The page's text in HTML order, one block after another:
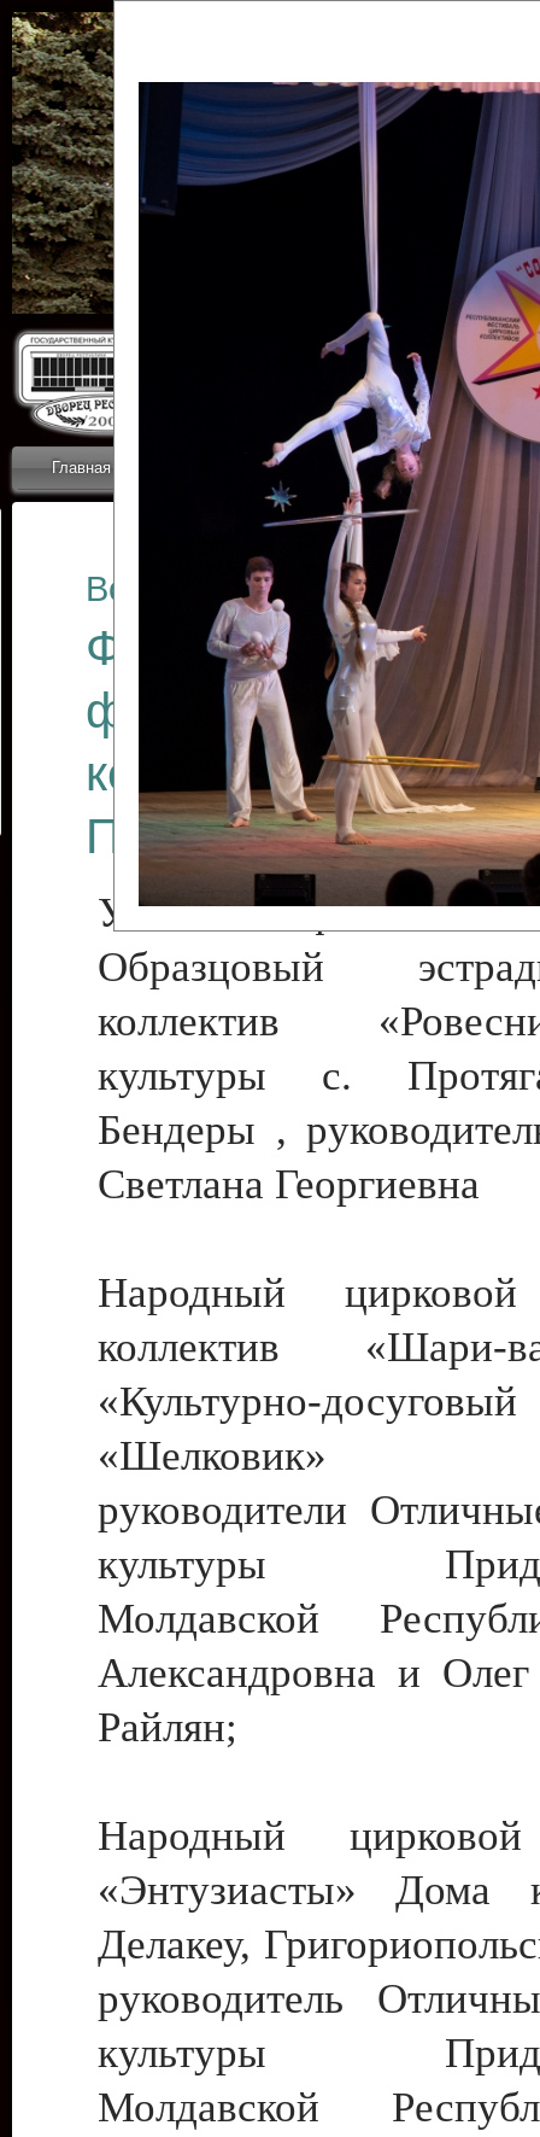
Главная Коллективы Новости
ОТЧЕТЫ ГКЦ
Все отчеты
Финал
фестиваля
коллективов
Приднестровского
Участники фестиваля:
Образцовый
коллектив
культуры с.
Бендеры ,
Светлана Георгиевна
Народный цирковой
коллектив
«Культурно-
«Шелковик»
руководители
культуры
Молдавской
Александровна и
Райлян;
Народный цирковой
«Энтузиасты» Дома
Делакеу,
руководитель
культуры
Молдавской